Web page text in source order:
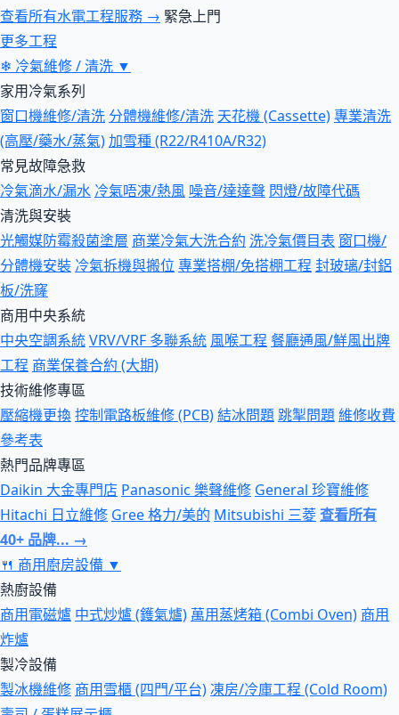
查看所有水電工程服務 → 緊急上門
更多工程
❄ 冷氣維修 / 清洗 ▼
家用冷氣系列
窗口機維修/清洗 分體機維修/清洗 天花機 (Cassette)專業清洗
(高壓/藥水/蒸氣)加雪種 (R22/R410A/R32)
常見故障急救
冷氣滴水/漏水 冷氣唔凍/熱風 噪音/達達聲 閃燈/故障代碼
清洗與安裝
光觸媒防霉殺菌塗層 商業冷氣大洗合約 洗冷氣價目表 窗口機/
分體機安裝 冷氣拆機與搬位 專業搭棚/免搭棚工程 封玻璃/封鋁
板/洗窿
商用中央系統
中央空調系統VRV/VRF 多聯系統 風喉工程 餐廳通風/鮮風出牌
工程 商業保養合約 (大期)
技術維修專區
壓縮機更換控制電路板維修 (PCB)結冰問題跳掣問題維修收費
參考表
熱門品牌專區
Daikin 大金專門店 Panasonic 樂聲維修 General 珍寶維修
Hitachi 日立維修 Gree 格力/美的 Mitsubishi 三菱查看所有
40+ 品牌... →
🍴 商用廚房設備 ▼
熱廚設備
商用電磁爐 中式炒爐 (鑊氣爐) 萬用蒸烤箱 (Combi Oven) 商用
炸爐
製冷設備
製冰機維修 商用雪櫃 (四門/平台)凍房/冷庫工程 (Cold Room)